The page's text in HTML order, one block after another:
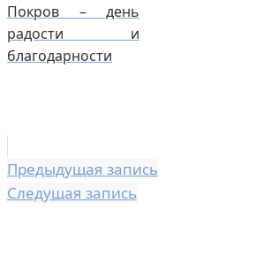
Покров – день
радости и
благодарности
Предыдущая запись
Следущая запись